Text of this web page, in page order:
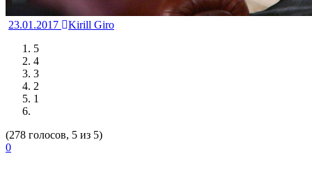
23.01.2017
Kirill Giro
5
4
3
2
1
(278 голосов, 5 из 5)
0